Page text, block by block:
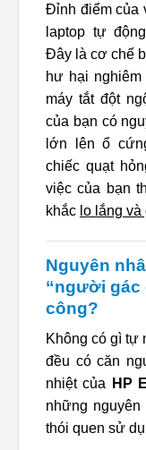
Đỉnh điểm của
laptop tự
Đây là cơ chế
hư hại
máy tắt đột
của bạn có
lớn lên ổ
chiếc quạt
việc của bạn
khắc lo lắng
Nguyên
“người gác
công?
Không có gì tự
đều có căn
nhiệt của
HP
những
thói quen sử